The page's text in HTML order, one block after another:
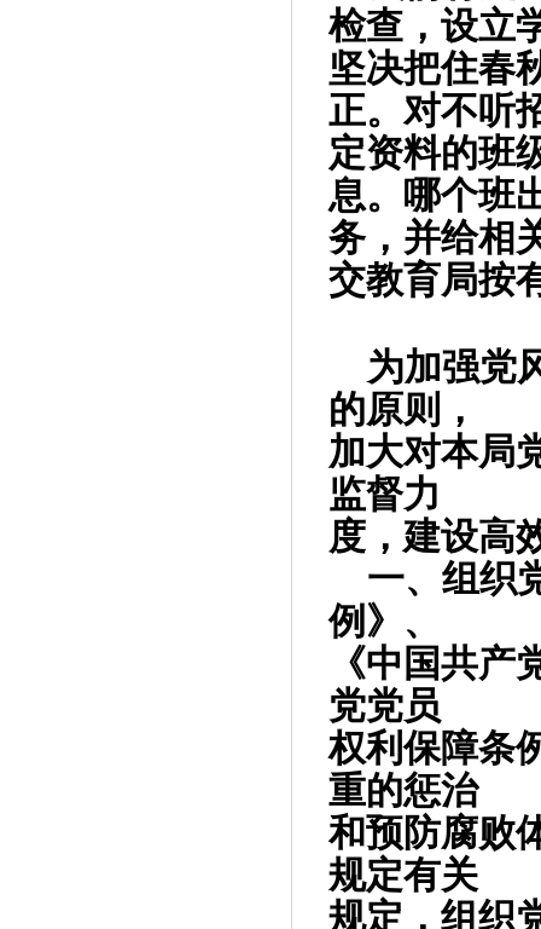
检查，设立
坚决把住春
正。对不听
定资料的班
息。哪个班
务，并给相
交教育局按
为加强党
的原则，
加大对本局
监督力
度，建设高
一、组织
例》、
《中国共产
党党员
权利保障条
重的惩治
和预防腐败
规定有关
规定，组织